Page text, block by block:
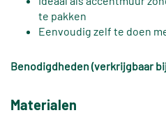
te pakken
Eenvoudig zelf te doen
Benodigdheden (verkrijgbaar
Materialen